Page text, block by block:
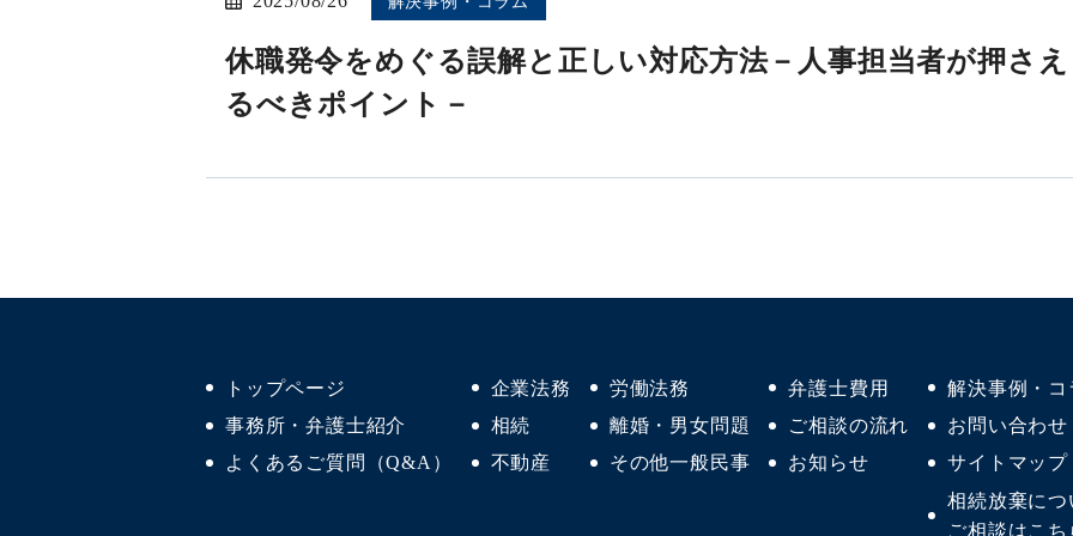
休職発令をめぐる誤解と正しい対応方法－人事担当者が押さえ
るべきポイント－
トップページ
事務所・弁護士紹介
よくあるご質問（Q&A）
企業法務
相続
不動産
労働法務
離婚・男女問題
その他一般民事
弁護士費用
ご相談の流れ
お知らせ
解決事例・コ
お問い合わせ
サイトマップ
相続放棄につ
ご相談はこち